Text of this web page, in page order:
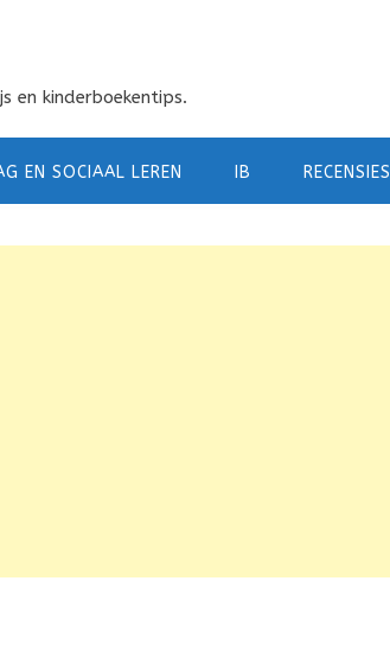
en kinderboekentips.
EN SOCIAAL LEREN IB RECENSIES